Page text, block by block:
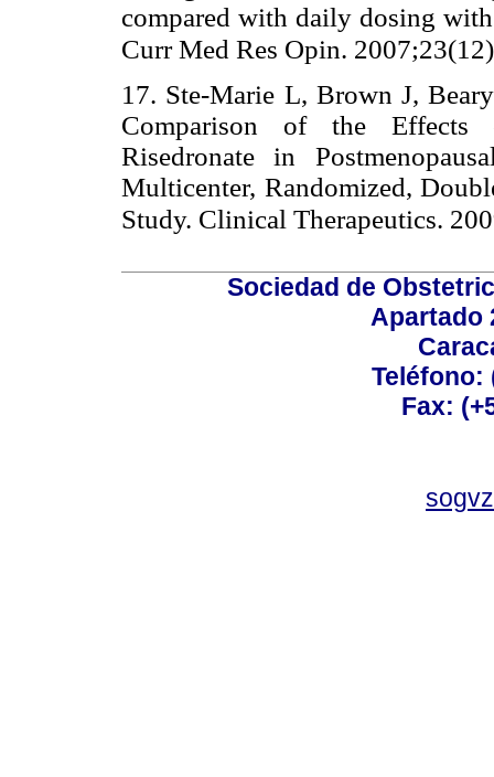
compared with daily dosing
Curr Med Res Opin.
17. Ste-Marie L, Brown J,
Comparison of the Effects
Risedronate in
Multicenter, Randomized,
Study. Clinical Therapeutics.
Sociedad de
Apartado
Teléfono:
Fax: